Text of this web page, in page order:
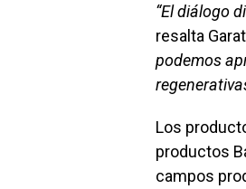
“El diálogo
resalta
podemos
Los
productos
campos